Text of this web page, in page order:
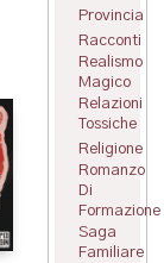
Provincia
Racconti
Realismo
Magico
Relazioni
Tossiche
Religione
Romanzo
Di
Formazione
Saga
Familiare